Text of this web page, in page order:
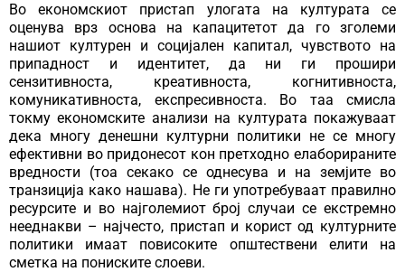
Во економскиот пристап улогата на културата се
оценува врз основа на капацитетот да го зголеми
нашиот културен и социјален капитал, чувството на
припадност и идентитет, да ни ги прошири
сензитивноста, креативноста, когнитивноста,
комуникативноста, експресивноста. Во таа смисла
токму економските анализи на културата покажуваат
дека многу денешни културни политики не се многу
ефективни во придонесот кон претходно елаборираните
вредности (тоа секако се однесува и на земјите во
транзиција како нашава). Не ги употребуваат правилно
ресурсите и во најголемиот број случаи се екстремно
нееднакви – најчесто, пристап и корист од културните
политики имаат повисоките општествени елити на
сметка на пониските слоеви.